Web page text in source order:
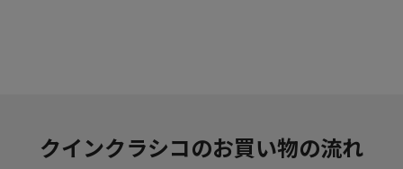
クインクラシコのお買い物の流れ